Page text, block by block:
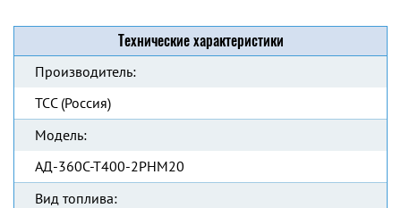
Технические характеристики
Производитель:
ТСС (Россия)
Модель:
АД-360С-Т400-2РНМ20
Вид топлива: